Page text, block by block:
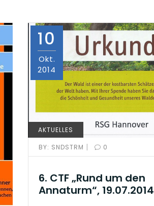
10
Okt.
2014
AKTUELLES
BY: SNDSTRM | 0
6. CTF „Rund um den
Annaturm“, 19.07.2014